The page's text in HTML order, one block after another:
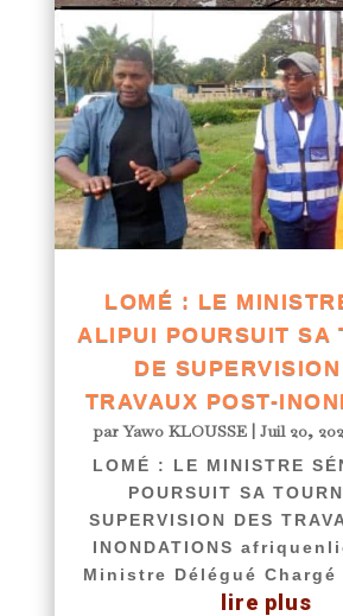
LOMÉ : LE
ALIPUI POURSUIT SA
DE
TRAVAUX POST-
parYawo KLOUSSE| Juil 20,
LOMÉ : LE MINISTRE
POURSUIT SA
SUPERVISION DES
INONDATIONS
Ministre Délégué Chargé
lire plus